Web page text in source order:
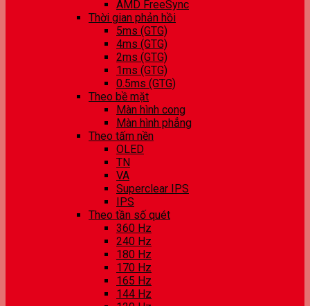
AMD FreeSync
Thời gian phản hồi
5ms (GTG)
4ms (GTG)
2ms (GTG)
1ms (GTG)
0.5ms (GTG)
Theo bề mặt
Màn hình cong
Màn hình phẳng
Theo tấm nền
OLED
TN
VA
Superclear IPS
IPS
Theo tần số quét
360 Hz
240 Hz
180 Hz
170 Hz
165 Hz
144 Hz